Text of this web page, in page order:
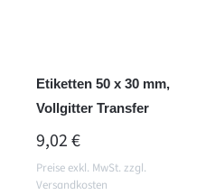
Etiketten 50 x 30 mm,
Vollgitter Transfer
REGULÄRER PREIS:
9,02 €
Preise exkl. MwSt. zzgl.
Versandkosten